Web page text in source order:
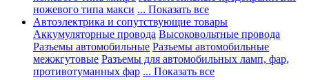
ножевого типа макси ... Показать все
Автоэлектрика и сопутствующие товары
Аккумуляторные провода Высоковольтные провода
Разъемы автомобильные Разъемы автомобильные
межжгутовые Разъемы для автомобильных ламп, фар,
противотуманных фар ... Показать все